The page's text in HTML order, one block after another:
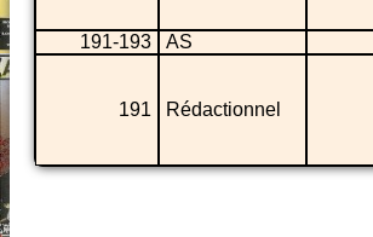
191-193 AS
191 Rédactionnel